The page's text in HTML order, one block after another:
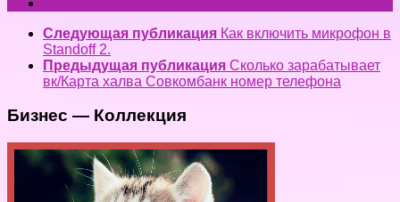
Следующая публикация Как включить микрофон в
Standoff 2.
Предыдущая публикация Сколько зарабатывает
вк/Карта халва Совкомбанк номер телефона
Бизнес — Коллекция